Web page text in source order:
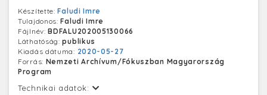
Készítette:Faludi Imre
Tulajdonos:Faludi Imre
Fájlnév:BDFALU202005130066
Láthatóság:publikus
Kiadás dátuma: 2020-05-27
Forrás: Nemzeti Archívum/Fókuszban Magyarország
Program
Technikai adatok: